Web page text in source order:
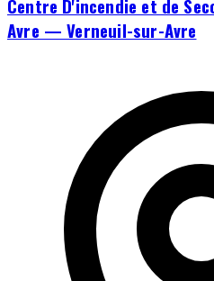
Centre D'incendie et de
Avre — Verneuil-sur-Avre